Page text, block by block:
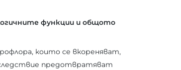
функции и общото
които се вкореняват,
предотвратяват